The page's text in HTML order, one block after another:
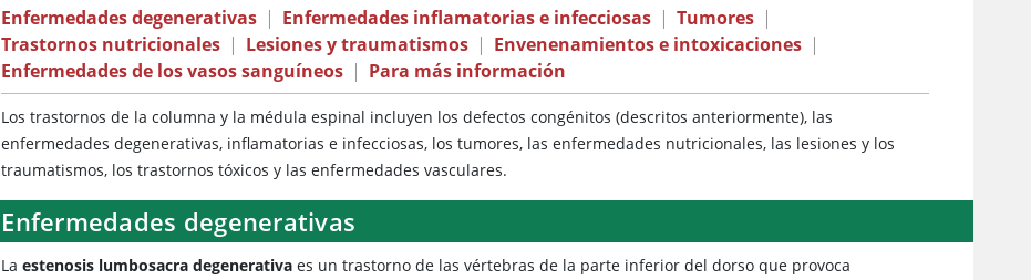
Enfermedades degenerativas | Enfermedades inflamatorias e infecciosas | Tumores |
Trastornos nutricionales | Lesiones y traumatismos | Envenenamientos e intoxicaciones |
Enfermedades de los vasos sanguíneos | Para más información
Los trastornos de la columna y la médula espinal incluyen los defectos congénitos (descritos anteriormente), las
enfermedades degenerativas, inflamatorias e infecciosas, los tumores, las enfermedades nutricionales, las lesiones y los
traumatismos, los trastornos tóxicos y las enfermedades vasculares.
Enfermedades degenerativas
Laestenosis lumbosacra degenerativa es un trastorno de las vértebras de la parte inferior del dorso que provoca